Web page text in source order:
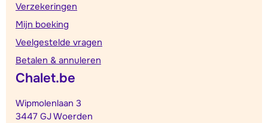
Verzekeringen
Mijn boeking
Veelgestelde vragen
Betalen & annuleren
Chalet.be
Wipmolenlaan 3
3447 GJ Woerden